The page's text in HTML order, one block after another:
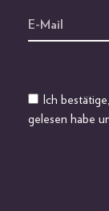
Ich
gelesen habe